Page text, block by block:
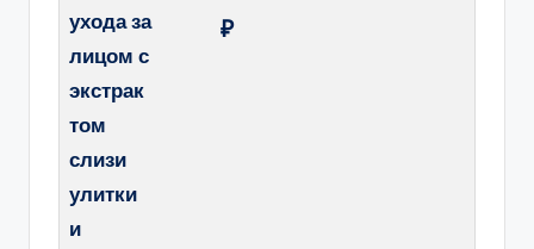
ухода за
лицом с
экстрак
том
слизи
улитки
и
₽